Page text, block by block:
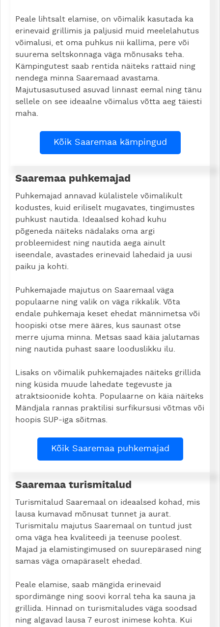
Peale lihtsalt elamise, on võimalik kasutada ka
erinevaid grillimis ja paljusid muid meelelahutus
võimalusi, et oma puhkus nii kallima, pere või
suurema seltskonnaga väga mõnusaks teha.
Kämpingutest saab rentida näiteks rattaid ning
nendega minna Saaremaad avastama.
Majutusasutused asuvad linnast eemal ning tänu
sellele on see ideaalne võimalus võtta aeg täiesti
maha.
Kõik Saaremaa kämpingud
Saaremaa puhkemajad
Puhkemajad annavad külalistele võimalikult
kodustes, kuid eriliselt mugavates, tingimustes
puhkust nautida. Ideaalsed kohad kuhu
põgeneda näiteks nädalaks oma argi
probleemidest ning nautida aega ainult
iseendale, avastades erinevaid lahedaid ja uusi
paiku ja kohti.
Puhkemajade majutus on Saaremaal väga
populaarne ning valik on väga rikkalik. Võta
endale puhkemaja keset ehedat männimetsa või
hoopiski otse mere ääres, kus saunast otse
merre ujuma minna. Metsas saad käia jalutamas
ning nautida puhast saare looduslikku ilu.
Lisaks on võimalik puhkemajades näiteks grillida
ning küsida muude lahedate tegevuste ja
atraktsioonide kohta. Populaarne on käia näiteks
Mändjala rannas praktilisi surfikursusi võtmas või
hoopis SUP-iga sõitmas.
Kõik Saaremaa puhkemajad
Saaremaa turismitalud
Turismitalud Saaremaal on ideaalsed kohad, mis
lausa kumavad mõnusat tunnet ja aurat.
Turismitalu majutus Saaremaal on tuntud just
oma väga hea kvaliteedi ja teenuse poolest.
Majad ja elamistingimused on suurepärased ning
samas väga omapäraselt ehedad.
Peale elamise, saab mängida erinevaid
spordimänge ning soovi korral teha ka sauna ja
grillida. Hinnad on turismitaludes väga soodsad
ning algavad lausa 7 eurost inimese kohta. Kui